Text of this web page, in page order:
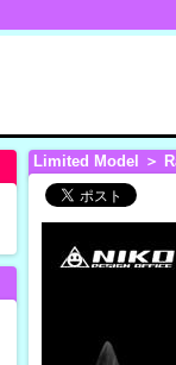
Limited Model ＞